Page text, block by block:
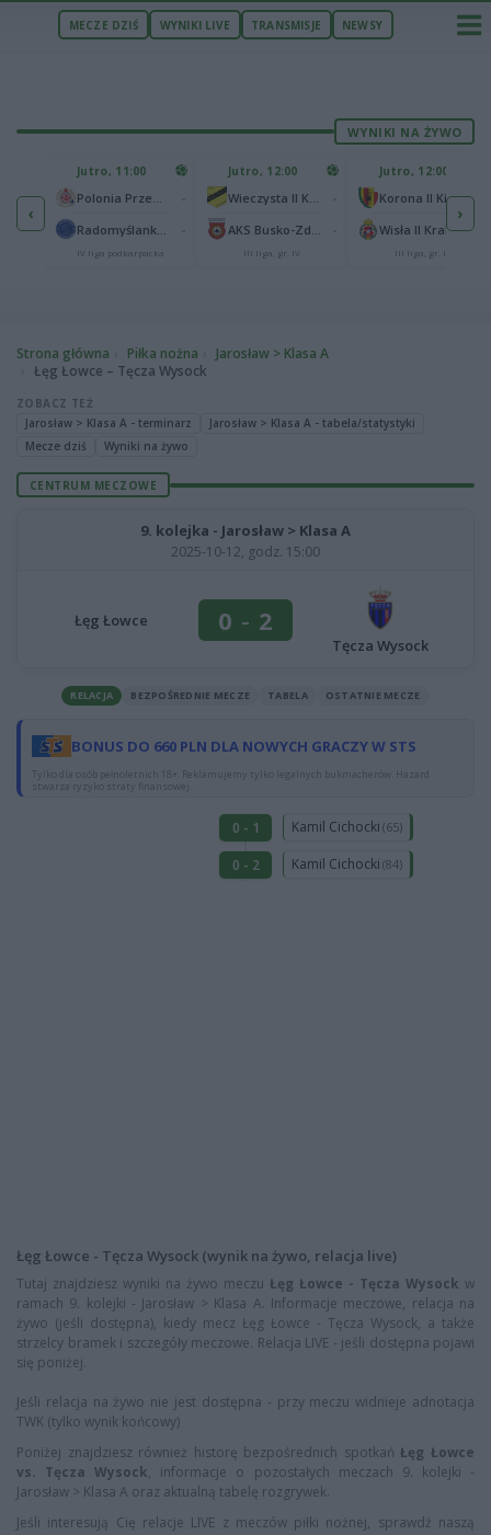
MECZE DZIŚ WYNIKI LIVE TRANSMISJE NEWSY
WYNIKI NA ŻYWO
‹
1
1
Jutro, 11:00
IV liga podkarpacka
Jutro, 12:00
III liga, gr. IV
Jutro, 12:00
Korona II Kielce
Wisła II Kraków
III liga, gr. IV
›
Strona główna Piłka nożna
Jarosław > Klasa A
Łęg Łowce – Tęcza Wysock
ZOBACZ TEŻ
Jarosław > Klasa A - terminarz
Jarosław > Klasa A - tabela/statystyki
Mecze dziś
Wyniki na żywo
CENTRUM MECZOWE
9. kolejka - Jarosław > Klasa A
2025-10-12, godz. 15:00
Łęg Łowce 0 - 2
Tęcza Wysock
RELACJA BEZPOŚREDNIE MECZE TABELA OSTATNIE MECZE
BONUS DO 660 PLN DLA NOWYCH GRACZY W STS
Tylko dla osób pełnoletnich 18+. Reklamujemy tylko legalnych bukmacherów. Hazard
stwarza ryzyko straty finansowej.
0 - 1 Kamil Cichocki (65)
0 - 2 Kamil Cichocki (84)
Łęg Łowce - Tęcza Wysock (wynik na żywo, relacja live)
Tutaj znajdziesz wyniki na żywo meczu Łęg Łowce - Tęcza Wysock w
ramach 9. kolejki - Jarosław > Klasa A. Informacje meczowe, relacja na
żywo (jeśli dostępna), kiedy mecz Łęg Łowce - Tęcza Wysock, a także
strzelcy bramek i szczegóły meczowe. Relacja LIVE - jeśli dostępna pojawi
się poniżej.
Jeśli relacja na żywo nie jest dostępna - przy meczu widnieje adnotacja
TWK (tylko wynik końcowy)
Poniżej znajdziesz również historę bezpośrednich spotkańŁęg Łowce
vs. Tęcza Wysock, informacje o pozostałych meczach 9. kolejki -
Jarosław > Klasa A oraz aktualną tabelę rozgrywek.
Jeśli interesują Cię relacje LIVE z meczów piłki nożnej, sprawdź naszą